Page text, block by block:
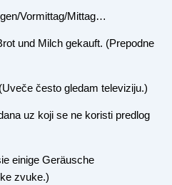
Vormittag/Mittag…
und Milch gekauft. (Prepodne
često gledam televiziju.)
uz koji se ne koristi predlog
einige Geräusche
zvuke.)